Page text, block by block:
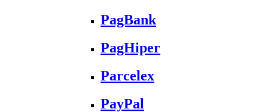
PagBank
PagHiper
Parcelex
PayPal